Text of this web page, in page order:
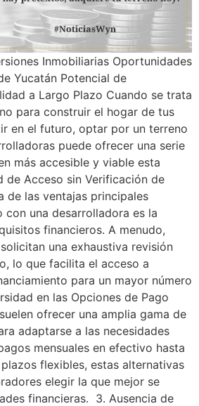
Inmobiliarias Oportunidades
Yucatán Potencial de
a Largo Plazo Cuando se trata
para construir el hogar de tus
en el futuro, optar por un terreno
puede ofrecer una serie
más accesible y viable esta
de Acceso sin Verificación de
de las ventajas principales
con una desarrolladora es la
financieros. A menudo,
una exhaustiva revisión
lo que facilita el acceso a
para un mayor número
en las Opciones de Pago
ofrecer una amplia gama de
adaptarse a las necesidades
mensuales en efectivo hasta
flexibles, estas alternativas
elegir la que mejor se
financieras. 3. Ausencia de